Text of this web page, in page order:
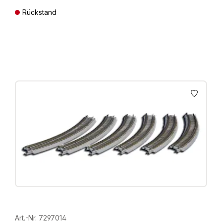
Rückstand
Art.-Nr. 7297014